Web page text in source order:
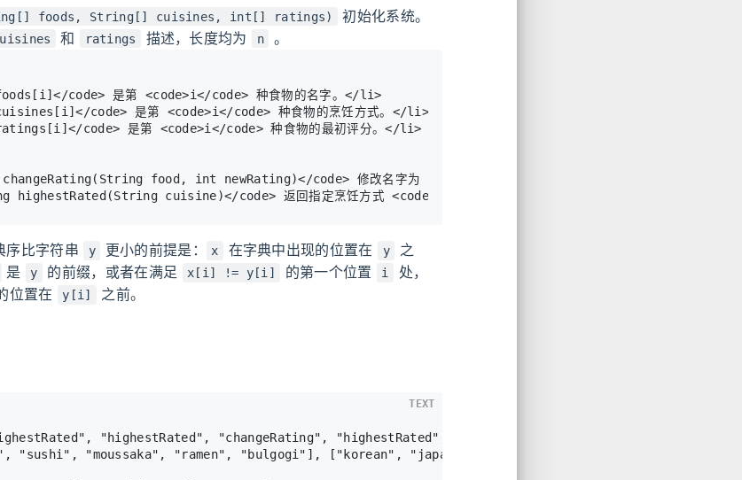
foods, String[] cuisines, int[] ratings)
初始化系统。
和 ratings 描述，长度均为 n 。
food, int newRating)</code> 修改名字为 <code>food</code> 的食物的评分。</li>
序比字符串 y 更小的前提是： x 在字典中出现的位置在 y
之
是 y 的前缀，或者在满足 x[i] != y[i] 的第一个位置 i 处，
位置在 y[i] 之前。
"highestRated", "changeRating", "highestRated", "changeRating", "highestRated"]
TEXT